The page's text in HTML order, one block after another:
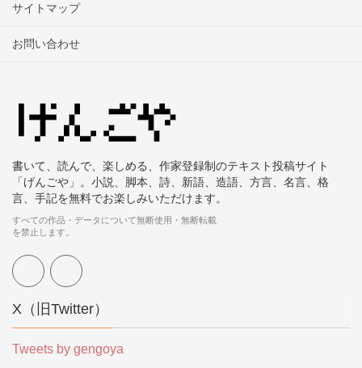
サイトマップ
お問い合わせ
書いて、読んで、楽しめる、作家登録制のテキスト投稿サイト
「げんごや」。小説、脚本、詩、新語、造語、方言、名言、格
言、手記を無料でお楽しみいただけます。
すべての作品・データについて無断使用・無断転載
を禁止します。
X（旧Twitter）
Tweets by gengoya